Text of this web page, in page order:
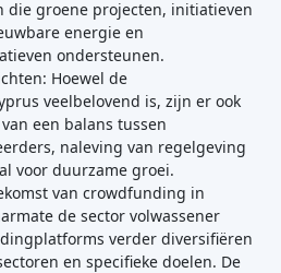
groene projecten, initiatieven
energie en
ondersteunen.
Hoewel de
veelbelovend is, zijn er ook
een balans tussen
naleving van regelgeving
voor duurzame groei.
van crowdfunding in
de sector volwassener
verder diversifiëren
en specifieke doelen. De